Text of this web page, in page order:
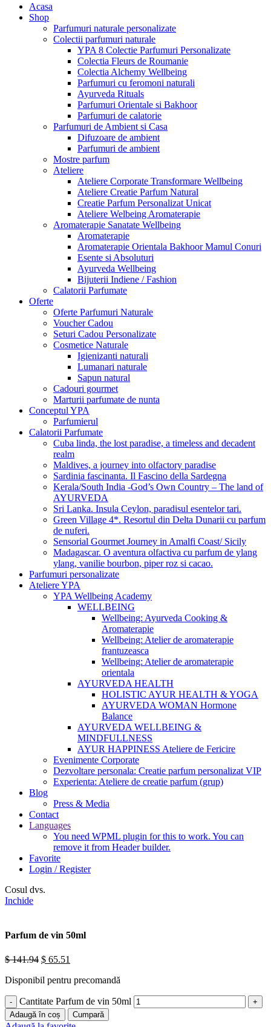
Acasa
Shop
Parfumuri naturale personalizate
Colectii parfumuri naturale
YPA 8 Colectie Parfumuri Personalizate
Colectia Fleurs de Roumanie
Colectia Alchemy Wellbeing
Parfumuri cu feromoni naturali
Ayurveda Rituals
Parfumuri Orientale si Bakhoor
Parfumuri de calatorie
Parfumuri de Ambient si Casa
Difuzoare de ambient
Parfumuri de ambient
Mostre parfum
Ateliere
Ateliere Corporate Transformare Wellbeing
Ateliere Creatie Parfum Natural
Creatie Parfum Personalizat Unicat
Ateliere Welbeing Aromaterapie
Aromaterapie Sanatate Wellbeing
Aromaterapie
Aromaterapie Orientala Bakhoor Mamul Conuri
Esente si Absoluturi
Ayurveda Wellbeing
Bijuterii Indiene / Fashion
Calatorii Parfumate
Oferte
Oferte Parfumuri Naturale
Voucher Cadou
Seturi Cadou Personalizate
Cosmetice Naturale
Igienizanti naturali
Lumanari naturale
Sapun natural
Cadouri gourmet
Marturii parfumate de nunta
Conceptul YPA
Parfumierul
Calatorii Parfumate
Cuba linda, the lost paradise, a timeless and decadent
realm
Maldives, a journey into olfactory paradise
Sardinia fascinanta. Il Fascino della Sardegna
Kerala/South India -God’s Own Country – The land of
AYURVEDA
Sri Lanka. Insula Ceylon, paradisul esentelor tari.
Green Village 4*. Resortul din Delta Dunarii cu parfum
de nuferi.
Sensorial Gourmet Journey in Amalfi Coast/ Sicily
Madagascar. O aventura olfactiva cu parfum de ylang
ylang, vanilie bourbon, piper roz si cacao.
Parfumuri personalizate
Ateliere YPA
YPA Wellbeing Academy
WELLBEING
Wellbeing: Ayurveda Cooking &
Aromaterapie
Wellbeing: Atelier de aromaterapie
frantuzeasca
Wellbeing: Atelier de aromaterapie
orientala
AYURVEDA HEALTH
HOLISTIC AYUR HEALTH & YOGA
AYURVEDA WOMAN Hormone
Balance
AYURVEDA WELLBEING &
MINDFULLNESS
AYUR HAPPINESS Ateliere de Fericire
Evenimente Corporate
Dezvoltare personala: Creatie parfum personalizat VIP
Experienta: Ateliere de creatie parfum (grup)
Blog
Press & Media
Contact
Languages
You need WPML plugin for this to work. You can
remove it from Header builder.
Favorite
Login / Register
Cosul dvs.
Inchide
Parfum de vin 50ml
$141.94 $ 65.51
Disponibil pentru precomandă
Cantitate Parfum de vin 50ml
Adaugă în coș Cumpară